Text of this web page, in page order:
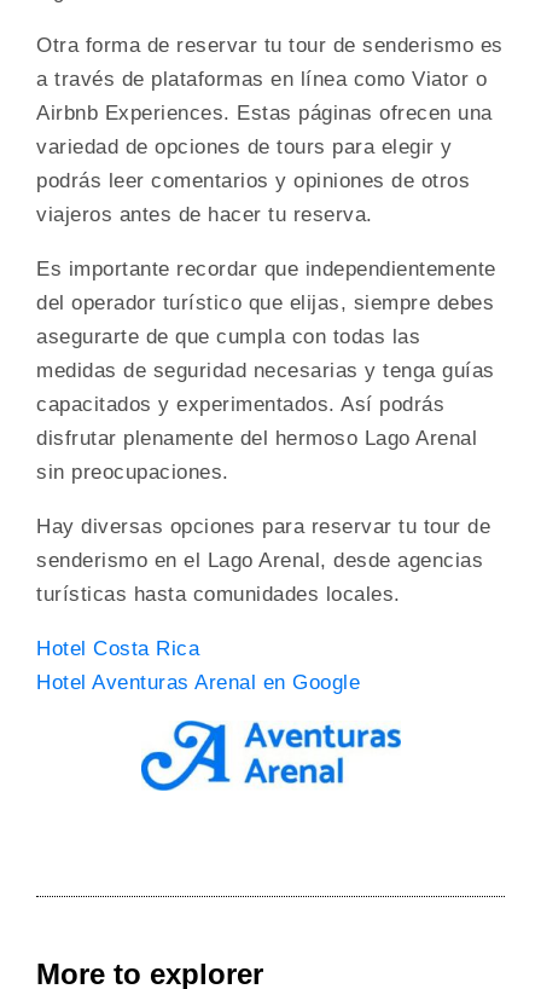
Otra forma de reservar tu tour de senderismo es
a través de plataformas en línea como Viator o
Airbnb Experiences. Estas páginas ofrecen una
variedad de opciones de tours para elegir y
podrás leer comentarios y opiniones de otros
viajeros antes de hacer tu reserva.
Es importante recordar que independientemente
del operador turístico que elijas, siempre debes
asegurarte de que cumpla con todas las
medidas de seguridad necesarias y tenga guías
capacitados y experimentados. Así podrás
disfrutar plenamente del hermoso Lago Arenal
sin preocupaciones.
Hay diversas opciones para reservar tu tour de
senderismo en el Lago Arenal, desde agencias
turísticas hasta comunidades locales.
Hotel Costa Rica
Hotel Aventuras Arenal en Google
More to explorer